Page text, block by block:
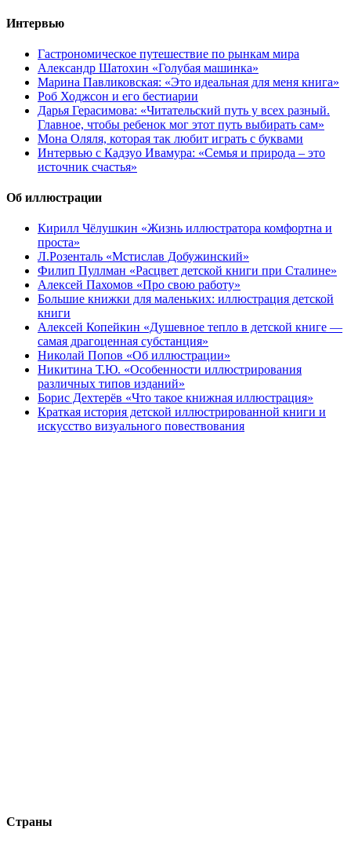
Интервью
Гастрономическое путешествие по рынкам мира
Александр Шатохин «Голубая машинка»
Марина Павликовская: «Это идеальная для меня книга»
Роб Ходжсон и его бестиарии
Дарья Герасимова: «Читательский путь у всех разный.
Главное, чтобы ребенок мог этот путь выбирать сам»
Мона Оляля, которая так любит играть с буквами
Интервью с Кадзуо Ивамура: «Семья и природа – это
источник счастья»
Об иллюстрации
Кирилл Чёлушкин «Жизнь иллюстратора комфортна и
проста»
Л.Розенталь «Мстислав Добужинский»
Филип Пуллман «Расцвет детской книги при Сталине»
Алексей Пахомов «Про свою работу»
Большие книжки для маленьких: иллюстрация детской
книги
Алексей Копейкин «Душевное тепло в детской книге —
самая драгоценная субстанция»
Николай Попов «Об иллюстрации»
Никитина Т.Ю. «Особенности иллюстрирования
различных типов изданий»
Борис Дехтерёв «Что такое книжная иллюстрация»
Краткая история детской иллюстрированной книги и
искусство визуального повествования
Страны